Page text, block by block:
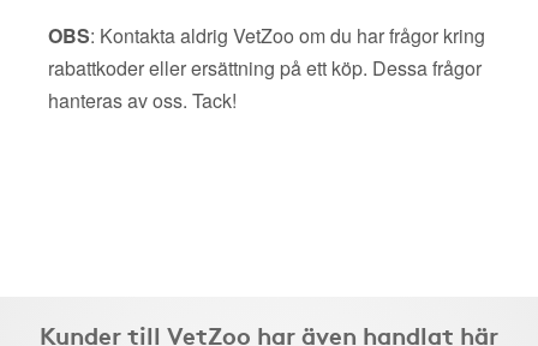
OBS: Kontakta aldrig VetZoo om du har frågor kring
rabattkoder eller ersättning på ett köp. Dessa frågor
hanteras av oss. Tack!
Kunder till VetZoo har även handlat här